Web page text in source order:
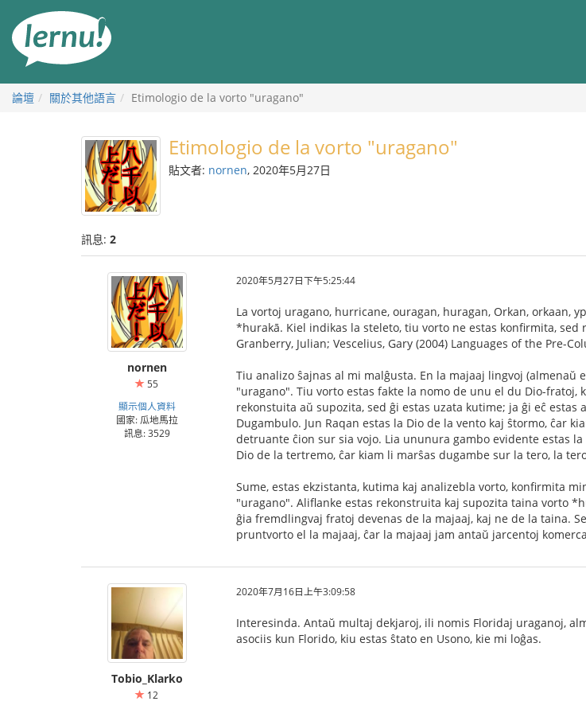
論壇 關於其他語言 Etimologio de la vorto "uragano"
Etimologio de la vorto "uragano"
貼文者: nornen, 2020年5月27日
訊息: 2
nornen
55
顯示個人資料
國家: 瓜地馬拉
訊息: 3529
2020年5月27日下午5:25:44
La vortoj uragano, hurricane, ouragan, huragan, Orkan, orkaan,
*hurakā. Kiel indikas la steleto, tiu vorto ne estas konfirmita,
Granberry, Julian; Vescelius, Gary (2004) Languages of the Pre-
Tiu analizo ŝajnas al mi malĝusta. En la majaaj lingvoj
"uragano". Tiu vorto estas fakte la nomo de unu el du Dio-fratoj,
rekonstuita aŭ supozita, sed ĝi estas uzata kutime; ja ĝi eĉ
Dugambulo. Jun Raqan estas la Dio de la vento kaj ŝtormo, ĉar
detruante ĉion sur sia vojo. Lia ununura gambo evidente estas
Dio de la tertremo, ĉar kiam li marŝas dugambe sur la tero, la
Sume, estas ekzistanta, kutima kaj analizebla vorto, konfirmita
"uragano". Aliflanke estas rekonstruita kaj supozita taina vorto
ĝia fremdlingvaj fratoj devenas de la majaaj, kaj ne de la taina.
pruntvorto el la majaaj, ĉar la majaaj jam antaŭ jarcentoj
Tobio_Klarko
12
2020年7月16日上午3:09:58
Interesinda. Antaŭ multaj dekjaroj, ili nomis Floridaj uraganoj,
asociis kun Florido, kiu estas ŝtato en Usono, kie mi loĝas.